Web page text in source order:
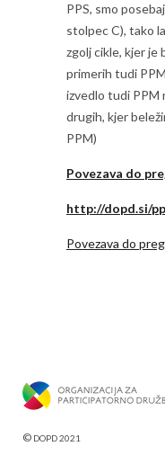
PPS, smo
stolpec C), tako
zgolj cikle, kjer je
primerih tudi
izvedlo tudi PPM
drugih, kjer
PPM)
Povezava do
http://dopd.si/
Povezava do
© DOPD 2021